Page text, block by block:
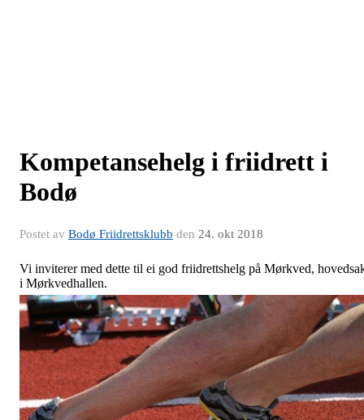
Kompetansehelg i friidrett i
Bodø
Postet av Bodø Friidrettsklubb den 24. okt 2018
Vi inviterer med dette til ei god friidrettshelg på Mørkved,
i Mørkvedhallen.